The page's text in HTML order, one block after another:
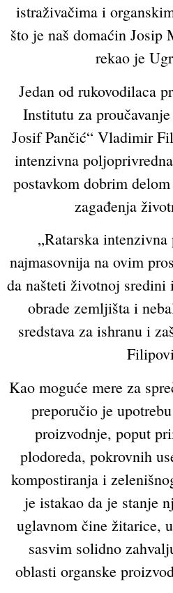
istraživačima i
što je naš domaćin Josip
rekao je
Jedan od rukovodilaca
Institutu za
Josif Pančić“ Vladimir
intenzivna
postavkom dobrim
zagađenja
„Ratarska
najmasovnija na ovim
da našteti životnoj sredini
obrade zemljišta i
sredstava za ishranu i
Kao moguće mere za
preporučio je
proizvodnje, poput
plodoreda, pokrovnih
kompostiranja i
je istakao da je stanje
uglavnom čine žitarice,
sasvim solidno
oblasti organske